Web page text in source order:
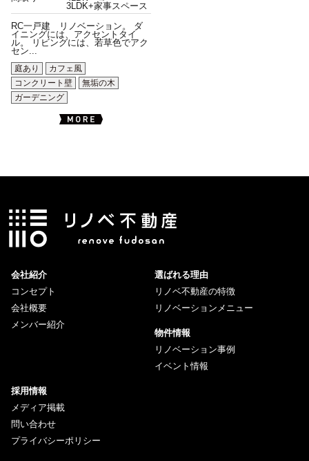
3LDK+家事スペース
RC一戸建 リノベーション。 ダ
イニングには、アクセントタイ
ル。 リビングには、若草色でアク
セン...
庭あり
カフェ風
コンクリート壁
無垢の木
ガーデニング
会社紹介
コンセプト
会社概要
メンバー紹介
選ばれる理由
リノベ不動産の特徴
リノベーションメニュー
物件情報
リノベーション事例
イベント情報
採用情報
メディア掲載
問い合わせ
プライバシーポリシー